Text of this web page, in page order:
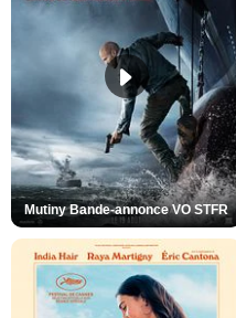
Mutiny Bande-annonce VO STFR